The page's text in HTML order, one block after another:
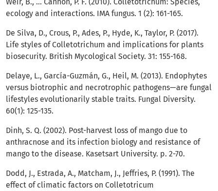
ecology and interactions. IMA fungus. 1 (2): 161-165.
De Silva, D., Crous, P., Ades, P., Hyde, K., Taylor, P. (2017).
Life styles of Colletotrichum and implications for plants
biosecurity. British Mycological Society. 31: 155-168.
Delaye, L., García-Guzmán, G., Heil, M. (2013). Endophytes
versus biotrophic and necrotrophic pathogens—are fungal
lifestyles evolutionarily stable traits. Fungal Diversity.
60(1): 125-135.
Dinh, S. Q. (2002). Post-harvest loss of mango due to
anthracnose and its infection biology and resistance of
mango to the disease. Kasetsart University. p. 2-70.
Dodd, J., Estrada, A., Matcham, J., Jeffries, P. (1991). The
effect of climatic factors on Colletotricum